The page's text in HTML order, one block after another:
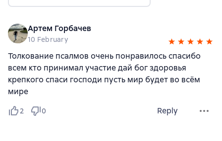
Артем Горбачев
10 February
Толкование псалмов очень понравилось спасибо
всем кто принимал участие дай бог здоровья
крепкого спаси господи пусть мир будет во всём
мире
2 0 Reply